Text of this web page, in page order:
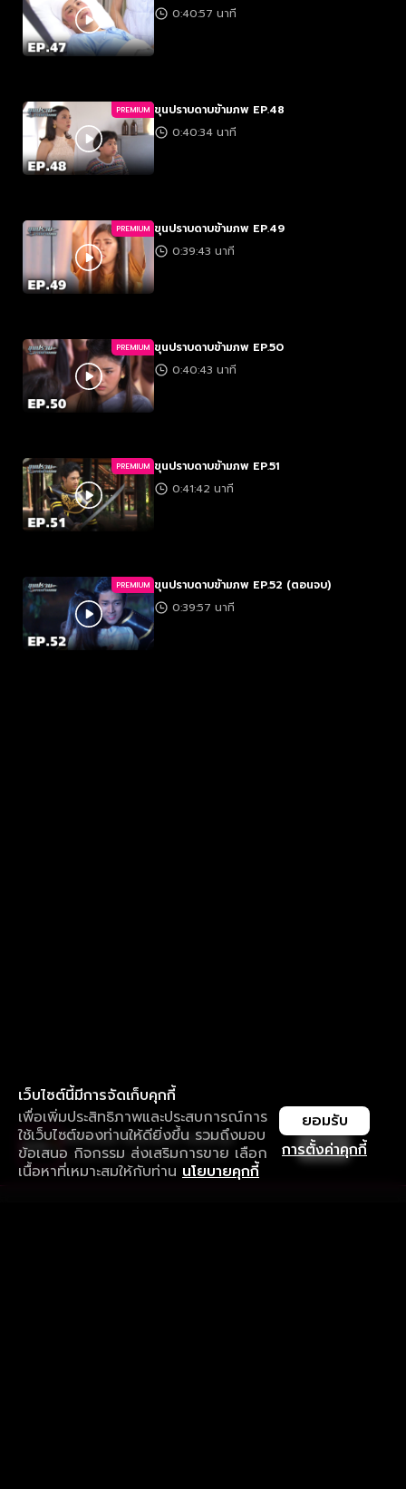
0:40:57 นาที
PREMIUM ขุนปราบดาบข้ามภพ EP.48
0:40:34 นาที
PREMIUM ขุนปราบดาบข้ามภพ EP.49
0:39:43 นาที
PREMIUM ขุนปราบดาบข้ามภพ EP.50
0:40:43 นาที
PREMIUM ขุนปราบดาบข้ามภพ EP.51
0:41:42 นาที
PREMIUM ขุนปราบดาบข้ามภพ EP.52 (ตอนจบ)
0:39:57 นาที
เว็บไซต์นี้มีการจัดเก็บคุกกี้
เพื่อเพิ่มประสิทธิภาพและประสบการณ์การ
ใช้เว็บไซต์ของท่านให้ดียิ่งขึ้น รวมถึงมอบ
ข้อเสนอ กิจกรรม ส่งเสริมการขาย เลือก
เนื้อหาที่เหมาะสมให้กับท่าน นโยบายคุกกี้
การตั้งค่าคุกกี้
ยอมรับ
ใช้งานแอป ลื่นไหลกว่า ไม่มีสะดุด
ดาวน์โหลดแอปเพื่อการรับชมที่ดีกว่า เปิด